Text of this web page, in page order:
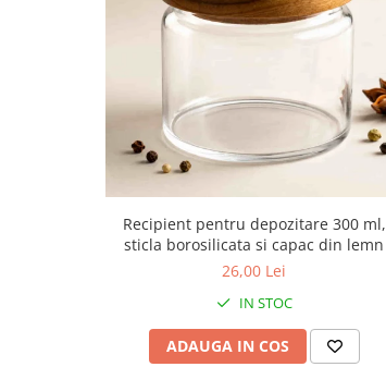
Recipient pentru depozitare 300 ml,
sticla borosilicata si capac din lemn
26,00 Lei
IN STOC
ADAUGA IN COS